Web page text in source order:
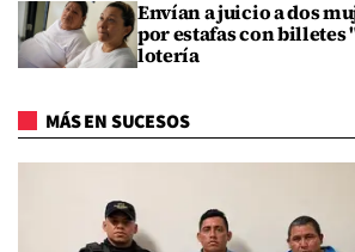
Envían a juicio a dos
por estafas con billetes
lotería
MÁS EN SUCESOS